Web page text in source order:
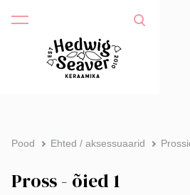
Pood Ehted / aksessuaarid
Pross - õied 1